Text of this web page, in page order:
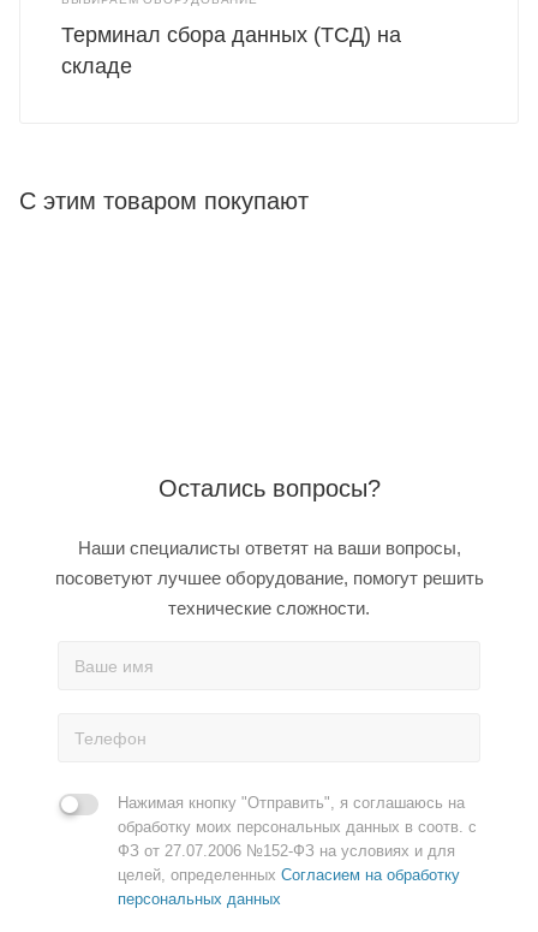
Терминал сбора данных (ТСД) на
складе
С этим товаром покупают
Остались вопросы?
Наши специалисты ответят на ваши вопросы,
посоветуют лучшее оборудование, помогут решить
технические сложности.
Нажимая кнопку "Отправить", я соглашаюсь на
обработку моих персональных данных в соотв. с
ФЗ от 27.07.2006 №152-ФЗ на условиях и для
целей, определенных Согласием на обработку
персональных данных